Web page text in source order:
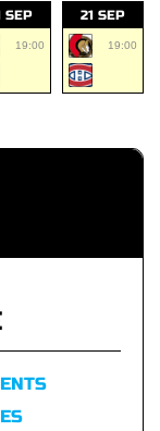
SEP
19:00
21 SEP
19:00